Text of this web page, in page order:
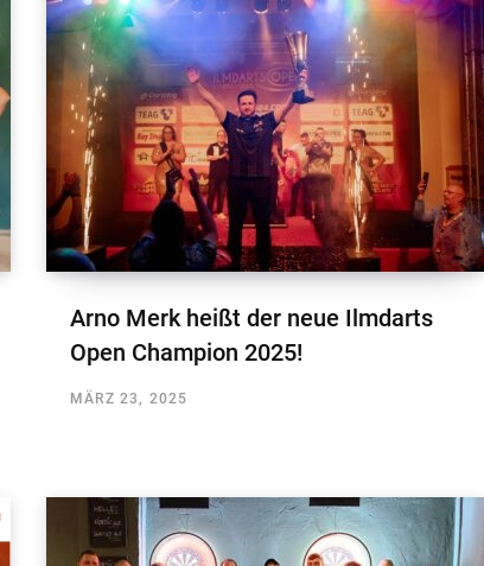
Arno Merk heißt der neue Ilmdarts
Open Champion 2025!
MÄRZ 23, 2025